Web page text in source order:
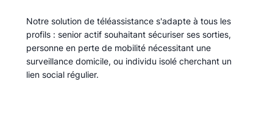
Notre solution de téléassistance s'adapte à tous les
profils : senior actif souhaitant sécuriser ses sorties,
personne en perte de mobilité nécessitant une
surveillance domicile, ou individu isolé cherchant un
lien social régulier.